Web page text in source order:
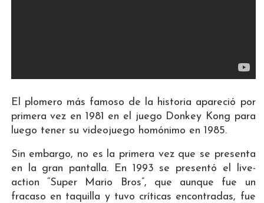
El plomero más famoso de la historia apareció por
primera vez en 1981 en el juego Donkey Kong para
luego tener su videojuego homónimo en 1985.
Sin embargo, no es la primera vez que se presenta
en la gran pantalla. En 1993 se presentó el live-
action “Super Mario Bros”, que aunque fue un
fracaso en taquilla y tuvo críticas encontradas, fue